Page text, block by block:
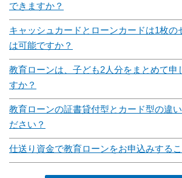
できますか？
キャッシュカードとローンカードは1枚の
は可能ですか？
教育ローンは、子ども2人分をまとめて申
すか？
教育ローンの証書貸付型とカード型の違
ださい？
仕送り資金で教育ローンをお申込みする